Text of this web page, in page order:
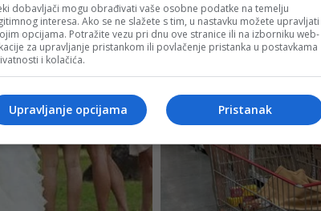
dobavljači mogu obrađivati vaše osobne podatke na temelju
interesa. Ako se ne slažete s tim, u nastavku možete upravljati
opcijama. Potražite vezu pri dnu ove stranice ili na izborniku web-
za upravljanje pristankom ili povlačenje pristanka u postavkama
i kolačića.
Pristanak
Upravljanje opcijama